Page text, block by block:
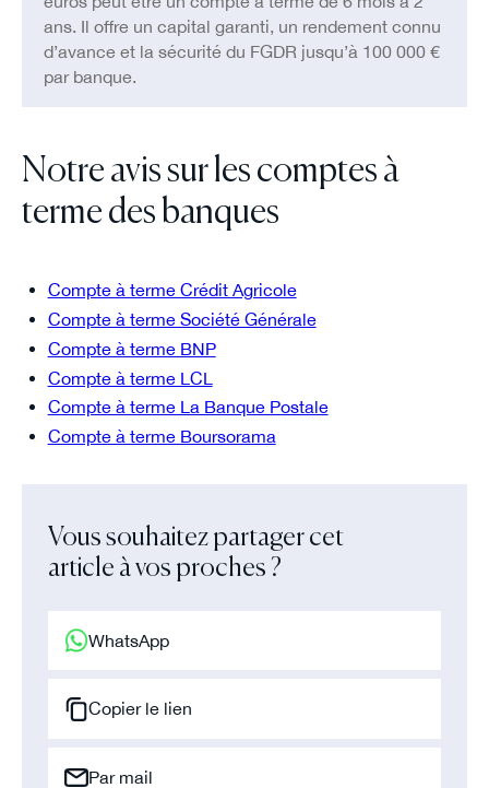
ans. Il offre un capital garanti, un rendement connu
d’avance et la sécurité du FGDR jusqu’à 100 000 €
par banque.
Notre avis sur les comptes à
terme des banques
Compte à terme Crédit Agricole
Compte à terme Société Générale
Compte à terme BNP
Compte à terme LCL
Compte à terme La Banque Postale
Compte à terme Boursorama
Vous souhaitez partager cet
article à vos proches ?
WhatsApp
Copier le lien
Par mail